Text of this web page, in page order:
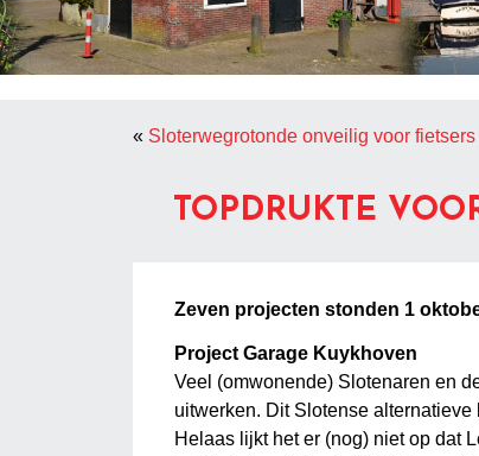
« Sloterwegrotonde onveilig voor fietsers
TOPDRUKTE
Zeven projecten stonden 1
Project Garage Kuykhoven
Veel (omwonende) Slotenaren en
uitwerken. Dit Slotense
Helaas lijkt het er (nog) niet op dat